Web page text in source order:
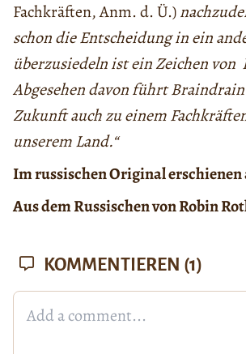
Fachkräften, Anm. d. Ü.)
schon die Entscheidung in ein
überzusiedeln ist ein Zeichen von
Abgesehen davon führt
Zukunft auch zu einem
unserem Land.“
Im russischen Original
Aus dem Russischen von Robin
KOMMENTIEREN (1)